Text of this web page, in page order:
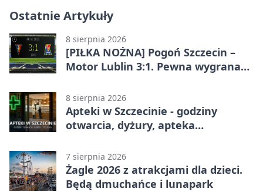
Ostatnie Artykuły
8 sierpnia 2026
[PIŁKA NOŻNA] Pogoń Szczecin –
Motor Lublin 3:1. Pewna wygrana
8 sierpnia 2026
Apteki w Szczecinie - godziny
otwarcia, dyżury, apteka
7 sierpnia 2026
Żagle 2026 z atrakcjami dla dzieci.
Będą dmuchańce i lunapark